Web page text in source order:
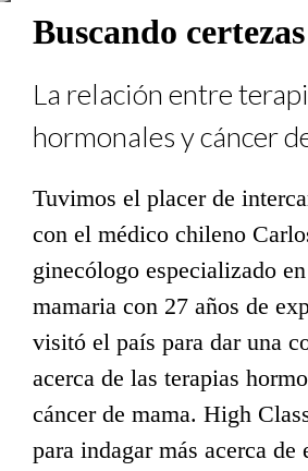
Buscando certezas
La relación entre
hormonales y cáncer
Tuvimos el placer de
con el médico chileno
ginecólogo especializado
mamaria con 27 años de
visitó el país para dar una
acerca de las terapias
cáncer de mama. High
para indagar más acerca de